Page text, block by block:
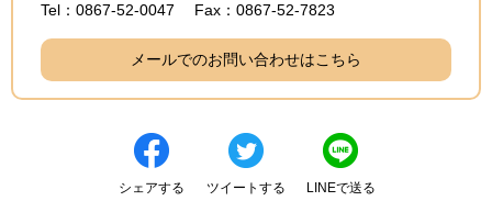
Tel：0867-52-0047
Fax：0867-52-7823
メールでのお問い合わせはこちら
シェアする ツイートする LINEで送る